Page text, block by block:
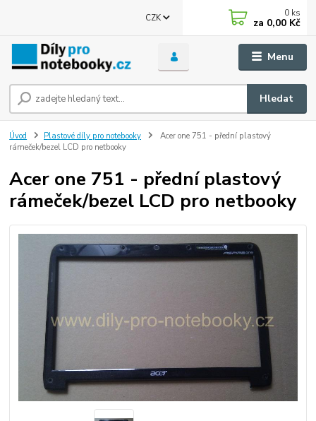
Menu
CZK
Hledat
0 ks
za 0,00 Kč
Úvod Plastové díly pro notebooky
Acer one 751 - přední plastový
rámeček/bezel LCD pro netbooky
Acer one 751 - přední plastový
rámeček/bezel LCD pro netbooky